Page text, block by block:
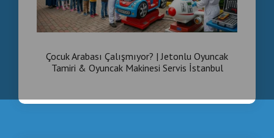
​​​​​​​Çocuk Arabası Çalışmıyor? | Jetonlu Oyuncak
Tamiri & Oyuncak Makinesi Servis İstanbul